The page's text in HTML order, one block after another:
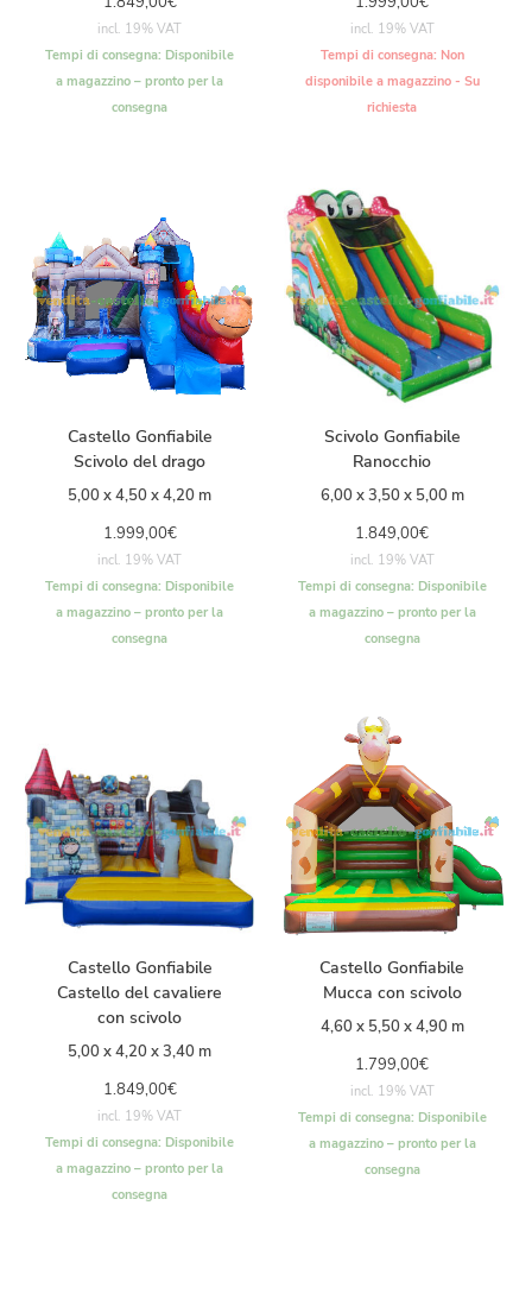
incl. 19% VAT
Tempi di consegna: Disponibile
a magazzino – pronto per la
consegna
incl. 19% VAT
Tempi di consegna: Non
disponibile a magazzino - Su
richiesta
Castello Gonfiabile
Scivolo del drago
5,00 x 4,50 x 4,20 m
1.999,00€
incl. 19% VAT
Tempi di consegna: Disponibile
a magazzino – pronto per la
consegna
Scivolo Gonfiabile
Ranocchio
6,00 x 3,50 x 5,00 m
1.849,00€
incl. 19% VAT
Tempi di consegna: Disponibile
a magazzino – pronto per la
consegna
Castello Gonfiabile
Castello del cavaliere
con scivolo
5,00 x 4,20 x 3,40 m
1.849,00€
incl. 19% VAT
Tempi di consegna: Disponibile
a magazzino – pronto per la
consegna
Castello Gonfiabile
Mucca con scivolo
4,60 x 5,50 x 4,90 m
1.799,00€
incl. 19% VAT
Tempi di consegna: Disponibile
a magazzino – pronto per la
consegna